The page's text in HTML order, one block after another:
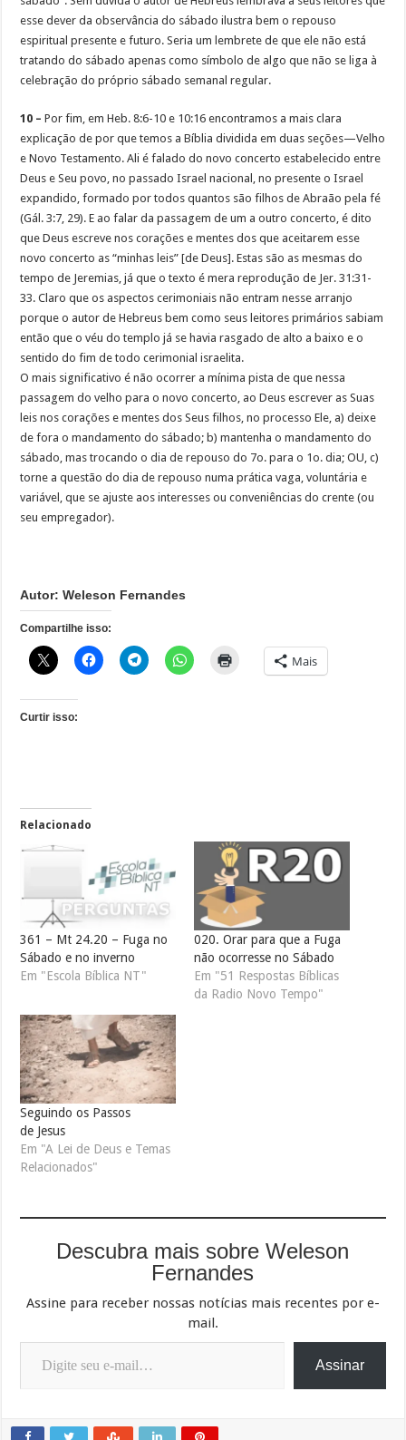
esse dever da observância do sábado ilustra bem o repouso
espiritual presente e futuro. Seria um lembrete de que ele não está
tratando do sábado apenas como símbolo de algo que não se liga à
celebração do próprio sábado semanal regular.
10 –Por fim, em Heb. 8:6-10 e 10:16 encontramos a mais clara
explicação de por que temos a Bíblia dividida em duas seções—Velho
e Novo Testamento. Ali é falado do novo concerto estabelecido entre
Deus e Seu povo, no passado Israel nacional, no presente o Israel
expandido, formado por todos quantos são filhos de Abraão pela fé
(Gál. 3:7, 29). E ao falar da passagem de um a outro concerto, é dito
que Deus escreve nos corações e mentes dos que aceitarem esse
novo concerto as “minhas leis” [de Deus]. Estas são as mesmas do
tempo de Jeremias, já que o texto é mera reprodução de Jer. 31:31-
33. Claro que os aspectos cerimoniais não entram nesse arranjo
porque o autor de Hebreus bem como seus leitores primários sabiam
então que o véu do templo já se havia rasgado de alto a baixo e o
sentido do fim de todo cerimonial israelita.
O mais significativo é não ocorrer a mínima pista de que nessa
passagem do velho para o novo concerto, ao Deus escrever as Suas
leis nos corações e mentes dos Seus filhos, no processo Ele, a) deixe
de fora o mandamento do sábado; b) mantenha o mandamento do
sábado, mas trocando o dia de repouso do 7o. para o 1o. dia; OU, c)
torne a questão do dia de repouso numa prática vaga, voluntária e
variável, que se ajuste aos interesses ou conveniências do crente (ou
seu empregador).
Autor: Weleson Fernandes
Compartilhe isso:
Mais
Curtir isso:
Relacionado
361 – Mt 24.20 – Fuga no
Sábado e no inverno
Em "Escola Bíblica NT"
020. Orar para que a Fuga
não ocorresse no Sábado
Em "51 Respostas Bíblicas
da Radio Novo Tempo"
Seguindo os Passos
de Jesus
Em "A Lei de Deus e Temas
Relacionados"
Descubra mais sobre Weleson
Fernandes
Assine para receber nossas notícias mais recentes por e-
mail.
Digite seu e-mail…
Assinar